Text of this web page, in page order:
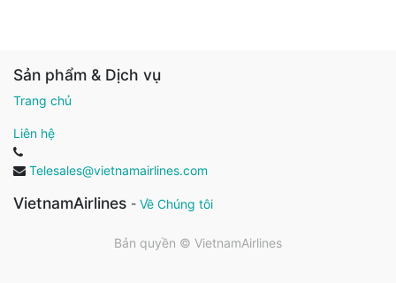
Sản phẩm & Dịch vụ
Trang chủ
Liên hệ
Telesales@vietnamairlines.com
VietnamAirlines - Về Chúng tôi
Bản quyền © VietnamAirlines